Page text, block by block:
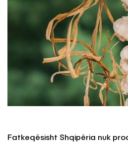
Fatkeqësisht Shqipëria nuk